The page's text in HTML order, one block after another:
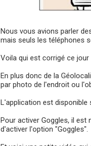
Nous vous avions parler
mais seuls les téléphones
Voila qui est corrigé ce
En plus donc de la
par photo de l'endroit ou
L'application est disponible
Pour activer Goggles, il est
d'activer l'option "Goggles".